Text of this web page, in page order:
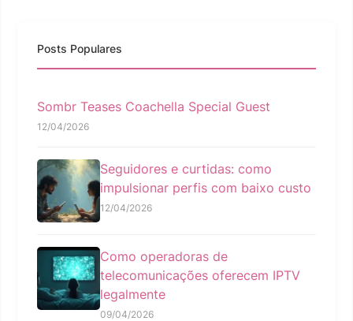
Posts Populares
Sombr Teases Coachella Special Guest
12/04/2026
Seguidores e curtidas: como
impulsionar perfis com baixo custo
12/04/2026
Como operadoras de
telecomunicações oferecem IPTV
legalmente
09/04/2026